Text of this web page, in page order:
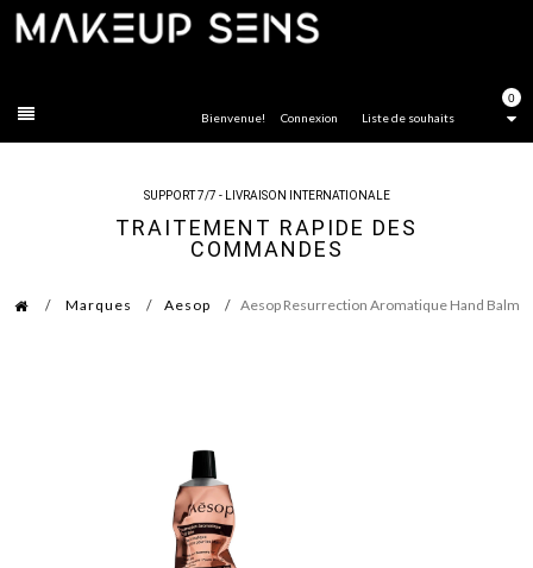
0
Liste de souhaits
Bienvenue! Connexion
SUPPORT 7/7 - LIVRAISON INTERNATIONALE
TRAITEMENT RAPIDE DES
COMMANDES
Marques Aesop Aesop Resurrection Aromatique Hand Balm